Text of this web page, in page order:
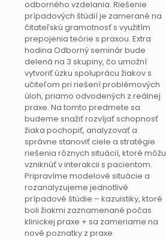
odborného vzdelania. Riešenie
prípadových štúdií je zamerané na
čitateľskú gramotnosť s využitím
prepojenia teórie s praxou. Extra
hodina Odborný seminár bude
delená na 3 skupiny, čo umožní
vytvoriť úzku spoluprácu žiakov s
učiteľom pri riešení problémových
úloh, priamo odvodených z reálnej
praxe. Na tomto predmete sa
budeme snažiť rozvíjať schopnosť
žiaka pochopiť, analyzovať a
správne stanoviť ciele a stratégie
riešenia rôznych situácií, ktoré môžu
vzniknúť v interakcii s pacientom.
Pripravíme modelové situácie a
rozanalyzujeme jednotlivé
prípadové štúdie – kazuistiky, ktoré
boli žiakmi zaznamenané počas
klinickej praxe + sa zameriame na
nové poznatky z praxe.